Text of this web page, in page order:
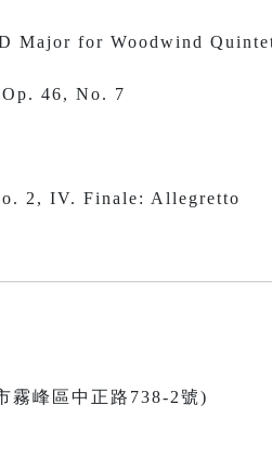
Major for Woodwind
46, No. 7
2, IV. Finale: Allegretto
霧峰區中正路738-2號)